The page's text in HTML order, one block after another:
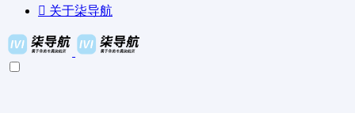
关于柒导航